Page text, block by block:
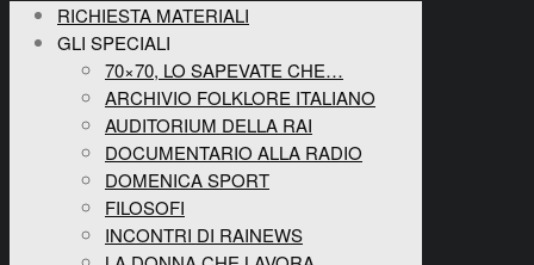
RICHIESTA MATERIALI
GLI SPECIALI
70×70, LO SAPEVATE CHE…
ARCHIVIO FOLKLORE ITALIANO
AUDITORIUM DELLA RAI
DOCUMENTARIO ALLA RADIO
DOMENICA SPORT
FILOSOFI
INCONTRI DI RAINEWS